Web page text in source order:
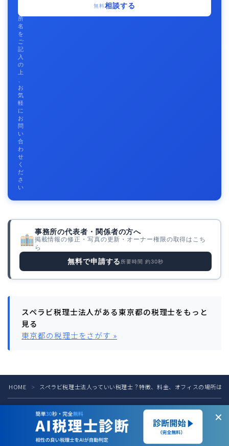
所
名
を
ご
記
入
の
上
、
お
気
軽
に
お
問
い
合
わ
せ
く
だ
さ
い
無料相談する
事務所の代表者・関係者の方へ
掲載情報の修正・写真の更新・オーナー権限の取得はこち
ら
無料で申請する 所要時間 約30秒
スペラビ税理士法人がある東京都の税理士をもっと
見る
東京都の税理士をさがす »
HOME ＞ スペラビ税理士法人っていい税理士？特徴、料金、オフィスの場所は？
税理士の方へ お問い合わせ お知らせ
運営会社
プライバシーポリシー
2025–2026 良い税理士
✕